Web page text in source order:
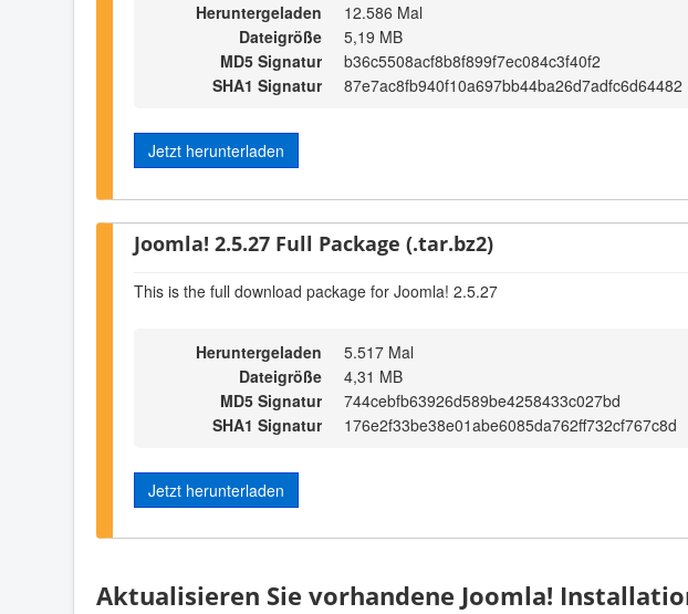
Heruntergeladen
12.586 Mal
Dateigröße
5,19 MB
MD5 Signatur
b36c5508acf8b8f899f7ec084c3f40f2
SHA1 Signatur
87e7ac8fb940f10a697bb44ba26d7adfc6d64482
Jetzt herunterladen
Joomla! 2.5.27 Full Package (.tar.bz2)
This is the full download package for Joomla! 2.5.27
Heruntergeladen
5.517 Mal
Dateigröße
4,31 MB
MD5 Signatur
744cebfb63926d589be4258433c027bd
SHA1 Signatur
176e2f33be38e01abe6085da762ff732cf767c8d
Jetzt herunterladen
Aktualisieren Sie vorhandene Joomla!